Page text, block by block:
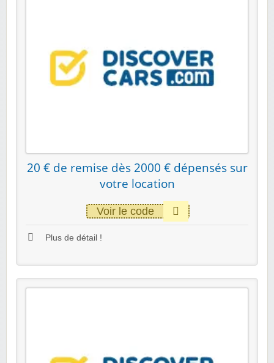
20 € de remise dès 2000 € dépensés sur
votre location
Voir le code
Plus de détail !